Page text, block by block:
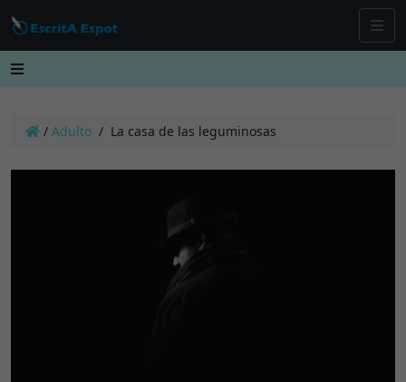
/ Adulto / La casa de las leguminosas